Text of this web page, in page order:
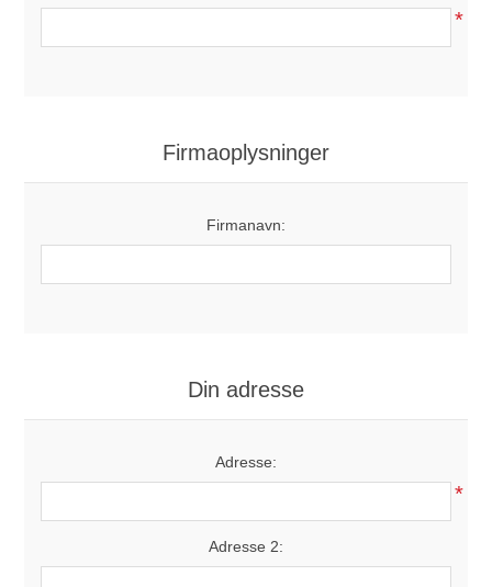
*
Firmaoplysninger
Firmanavn:
Din adresse
Adresse:
*
Adresse 2: